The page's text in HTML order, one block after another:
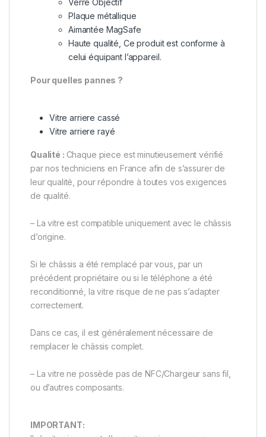
Plaque métallique
Aimantée MagSafe
Haute qualité, Ce produit est conforme à
celui équipant l’appareil.
Pour quelles pannes ?
Vitre arriere cassé
Vitre arriere rayé
Qualité : Chaque piece est minutieusement vérifié
par nos techniciens en France afin de s’assurer de
leur qualité, pour répondre à toutes vos exigences
de qualité.
– La vitre est compatible uniquement avec le châssis
d’origine.
Si le châssis a été remplacé par vous, par un
précédent propriétaire ou si le téléphone a été
reconditionné, la vitre risque de ne pas s’adapter
correctement.
Dans ce cas, il est généralement nécessaire de
remplacer le châssis complet.
– La vitre ne possède pas de NFC/Chargeur sans fil,
ou d’autres composants.
IMPORTANT: